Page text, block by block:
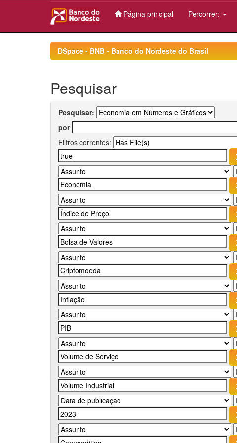
Página principal Percorrer:
DSpace - BNB - Banco do Nordeste do Brasil
Pesquisar
Pesquisar:
por
Filtros correntes: